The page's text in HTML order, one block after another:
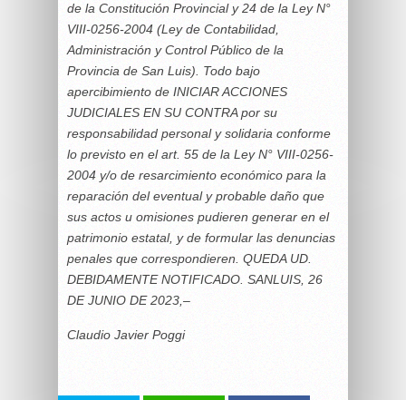
de la Constitución Provincial y 24 de la Ley N°
VIII-0256-2004 (Ley de Contabilidad,
Administración y Control Público de la
Provincia de San Luis). Todo bajo
apercibimiento de INICIAR ACCIONES
JUDICIALES EN SU CONTRA por su
responsabilidad personal y solidaria conforme
lo previsto en el art. 55 de la Ley N° VIII-0256-
2004 y/o de resarcimiento económico para la
reparación del eventual y probable daño que
sus actos u omisiones pudieren generar en el
patrimonio estatal, y de formular las denuncias
penales que correspondieren. QUEDA UD.
DEBIDAMENTE NOTIFICADO. SANLUIS, 26
DE JUNIO DE 2023,–
Claudio Javier Poggi